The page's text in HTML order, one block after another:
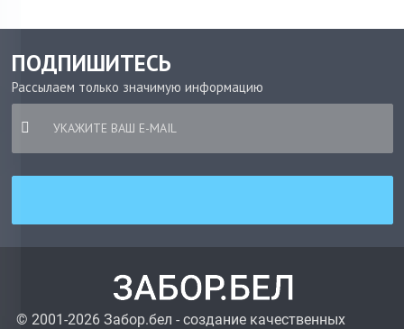
ПОДПИШИТЕСЬ
Рассылаем только значимую информацию
© 2001-2026 Забор.бел - создание качественных